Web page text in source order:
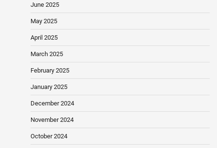
June 2025
May 2025
April 2025
March 2025
February 2025
January 2025
December 2024
November 2024
October 2024